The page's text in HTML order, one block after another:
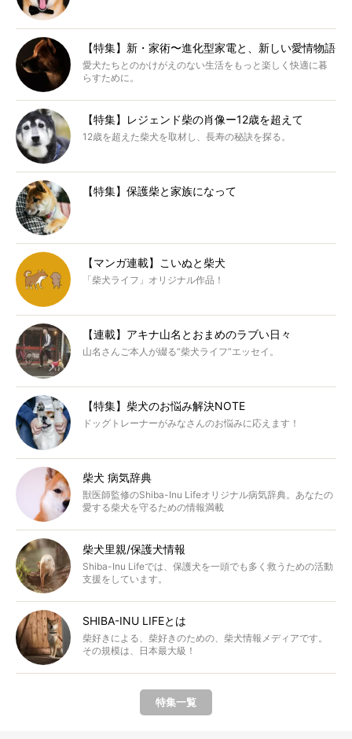
【特集】新・家術〜進化型家電と、新しい愛情物語
愛犬たちとのかけがえのない生活をもっと楽しく快適に暮
らすために。
【特集】レジェンド柴の肖像ー12歳を超えて
12歳を超えた柴犬を取材し、長寿の秘訣を探る。
【特集】保護柴と家族になって
【マンガ連載】こいぬと柴犬
「柴犬ライフ」オリジナル作品！
【連載】アキナ山名とおまめのラブい日々
山名さんご本人が綴る“柴犬ライフ”エッセイ。
【特集】柴犬のお悩み解決NOTE
ドッグトレーナーがみなさんのお悩みに応えます！
柴犬 病気辞典
獣医師監修のShiba-Inu Lifeオリジナル病気辞典。あなたの
愛する柴犬を守るための情報満載
柴犬里親/保護犬情報
Shiba-Inu Lifeでは、保護犬を一頭でも多く救うための活動
支援をしています。
SHIBA-INU LIFEとは
柴好きによる、柴好きのための、柴犬情報メディアです。
その規模は、日本最大級！
特集一覧